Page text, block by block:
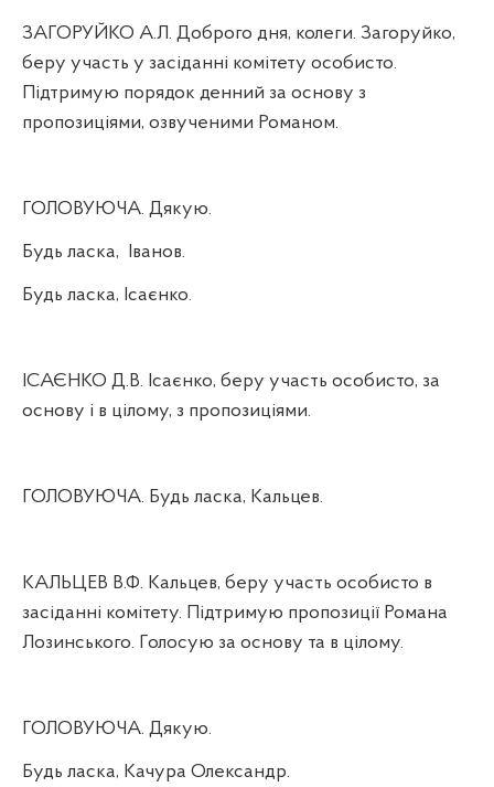
ЗАГОРУЙКО А.Л. Доброго дня, колеги. Загоруйко,
беру участь у засіданні комітету особисто.
Підтримую порядок денний за основу з
пропозиціями, озвученими Романом.
ГОЛОВУЮЧА. Дякую.
Будь ласка, Іванов.
Будь ласка, Ісаєнко.
ІСАЄНКО Д.В. Ісаєнко, беру участь особисто, за
основу і в цілому, з пропозиціями.
ГОЛОВУЮЧА. Будь ласка, Кальцев.
КАЛЬЦЕВ В.Ф. Кальцев, беру участь особисто в
засіданні комітету. Підтримую пропозиції Романа
Лозинського. Голосую за основу та в цілому.
ГОЛОВУЮЧА. Дякую.
Будь ласка, Качура Олександр.